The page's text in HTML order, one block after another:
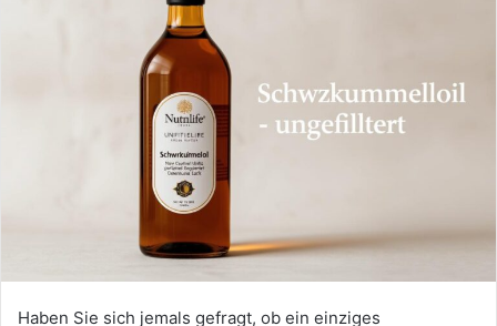
Haben Sie sich jemals gefragt, ob ein einziges